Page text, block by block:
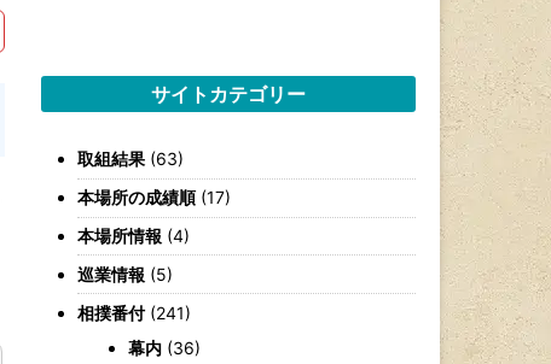
サイトカテゴリー
取組結果 (63)
本場所の成績順(17)
本場所情報 (4)
巡業情報 (5)
相撲番付(241)
幕内 (36)